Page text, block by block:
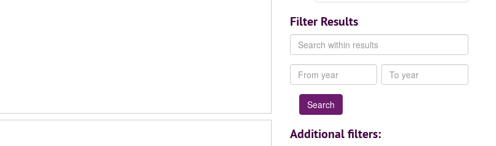
Filter Results
Search
within
results
From
year
To
year
Additional filters: